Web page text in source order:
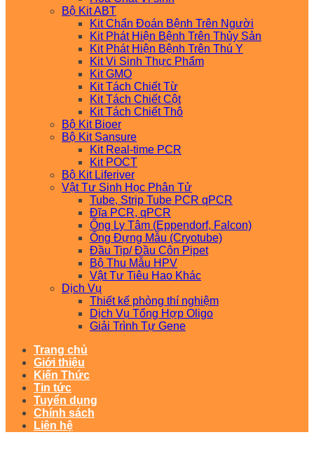
Bộ Kit ABT
Kit Chẩn Đoán Bệnh Trên Người
Kit Phát Hiện Bệnh Trên Thủy Sản
Kit Phát Hiện Bệnh Trên Thú Y
Kit Vi Sinh Thực Phẩm
Kit GMO
Kit Tách Chiết Từ
Kit Tách Chiết Cột
Kit Tách Chiết Thô
Bộ Kit Bioer
Bộ Kit Sansure
Kit Real-time PCR
Kit POCT
Bộ Kit Liferiver
Vật Tư Sinh Học Phân Tử
Tube, Strip Tube PCR qPCR
Đĩa PCR, qPCR
Ống Ly Tâm (Eppendorf, Falcon)
Ống Đựng Mẫu (Cryotube)
Đầu Tip/ Đầu Côn Pipet
Bộ Thu Mẫu HPV
Vật Tư Tiêu Hao Khác
Dịch Vụ
Thiết kế phòng thí nghiệm
Dịch Vụ Tổng Hợp Oligo
Giải Trình Tự Gene
Trang chủ
Giới thiệu
Kiến Thức
Tin tức
Tuyển dụng
Chính sách
Liên hệ